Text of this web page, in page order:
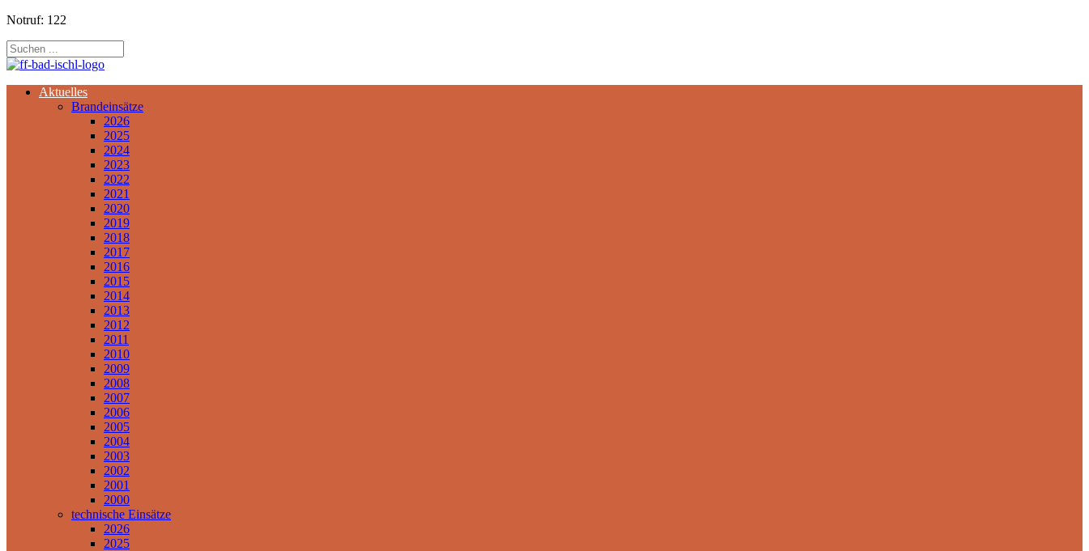
Notruf: 122
Aktuelles
Brandeinsätze
2026
2025
2024
2023
2022
2021
2020
2019
2018
2017
2016
2015
2014
2013
2012
2011
2010
2009
2008
2007
2006
2005
2004
2003
2002
2001
2000
technische Einsätze
2026
2025